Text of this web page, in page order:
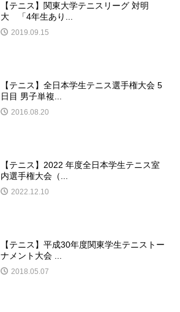
【テニス】関東大学テニスリーグ 対明
大 「4年生あり...
2019.09.15
【テニス】全日本学生テニス選手権大会 5
日目 男子単複...
2016.08.20
【テニス】2022 年度全日本学生テニス室
内選手権大会（...
2022.12.10
【テニス】平成30年度関東学生テニストー
ナメント大会 ...
2018.05.07